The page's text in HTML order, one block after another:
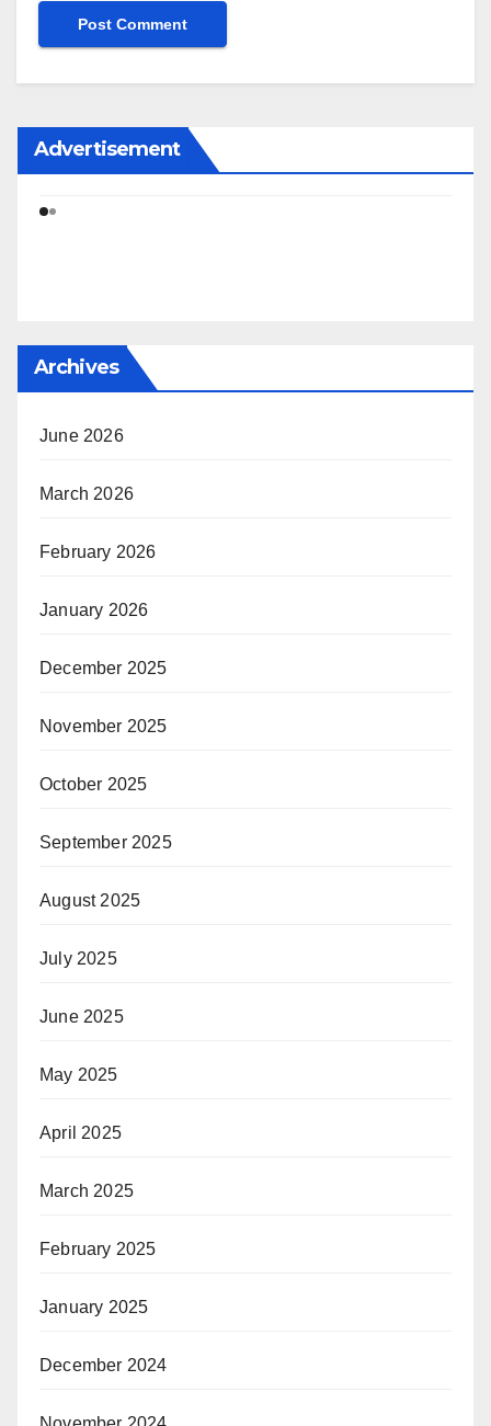
Advertisement
Archives
June 2026
March 2026
February 2026
January 2026
December 2025
November 2025
October 2025
September 2025
August 2025
July 2025
June 2025
May 2025
April 2025
March 2025
February 2025
January 2025
December 2024